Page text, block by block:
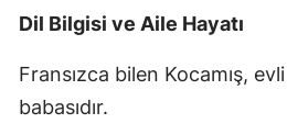
Dil Bilgisi ve Aile Hayatı
Fransızca bilen Kocamış,
babasıdır.